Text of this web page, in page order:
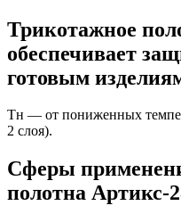
Трикотажное
обеспечивает
готовым
Тн — от пониженных
2 слоя).
Сферы
полотна Артикс-